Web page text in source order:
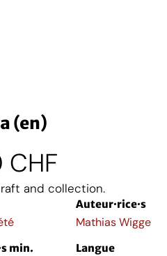
(en)
CHF
and collection.
Auteur·rice·s
Mathias Wigge
min. Langue